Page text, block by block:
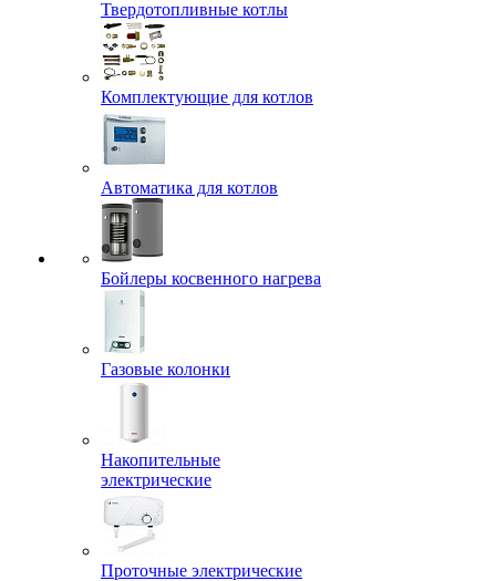
Твердотопливные котлы
Комплектующие для котлов
Автоматика для котлов
Бойлеры косвенного нагрева
Газовые колонки
Накопительные
электрические
Проточные электрические